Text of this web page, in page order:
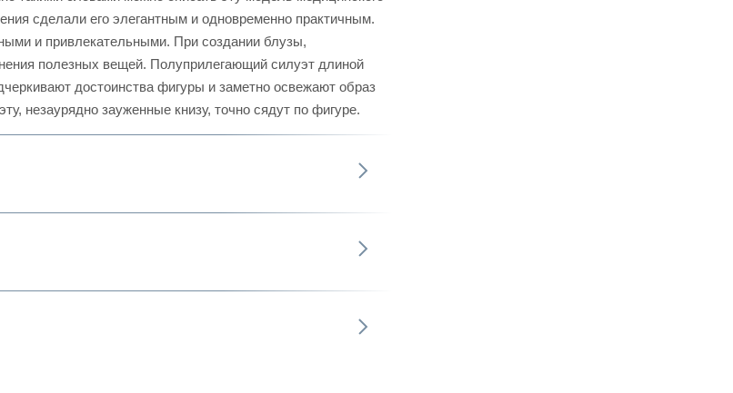
сделали его элегантным и одновременно практичным.
и привлекательными. При создании блузы,
полезных вещей. Полуприлегающий силуэт длиной
достоинства фигуры и заметно освежают образ
незаурядно зауженные книзу, точно сядут по фигуре.